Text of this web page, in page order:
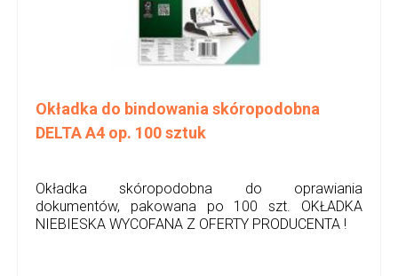
Okładka do bindowania skóropodobna
DELTA A4 op. 100 sztuk
Okładka skóropodobna do oprawiania
dokumentów, pakowana po 100 szt. OKŁADKA
NIEBIESKA WYCOFANA Z OFERTY PRODUCENTA !